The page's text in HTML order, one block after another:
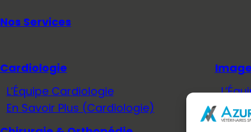
Nos Services
Cardiologie
L’Équipe Cardiologie
En Savoir Plus (Cardiologie)
En